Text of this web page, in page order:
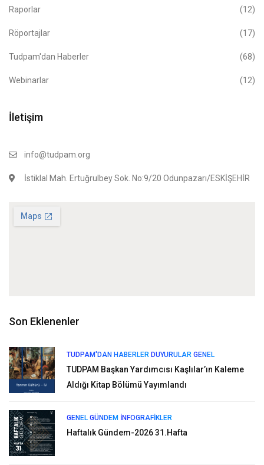
Raporlar (12)
Röportajlar (17)
Tudpam'dan Haberler (68)
Webinarlar (12)
İletişim
info@tudpam.org
İstiklal Mah. Ertuğrulbey Sok. No:9/20 Odunpazarı/ESKİŞEHİR
Son Eklenenler
TUDPAM'DAN HABERLER DUYURULAR GENEL
TUDPAM Başkan Yardımcısı Kaşlılar’ın Kaleme
Aldığı Kitap Bölümü Yayımlandı
GENEL GÜNDEM İNFOGRAFIKLER
Haftalık Gündem-2026 31.Hafta